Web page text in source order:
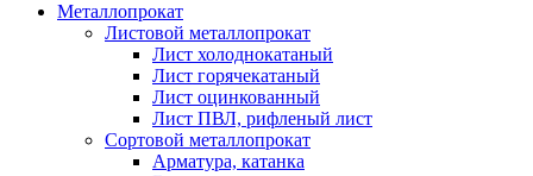
Металлопрокат
Листовой металлопрокат
Лист холоднокатаный
Лист горячекатаный
Лист оцинкованный
Лист ПВЛ, рифленый лист
Сортовой металлопрокат
Арматура, катанка